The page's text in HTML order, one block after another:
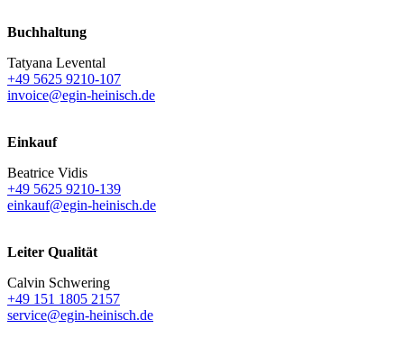
Buchhaltung
Tatyana Levental
+49 5625 9210-107
invoice@egin-heinisch.de
Einkauf
Beatrice Vidis
+49 5625 9210-139
einkauf@egin-heinisch.de
Leiter Qualität
Calvin Schwering
+49 151 1805 2157
service@egin-heinisch.de